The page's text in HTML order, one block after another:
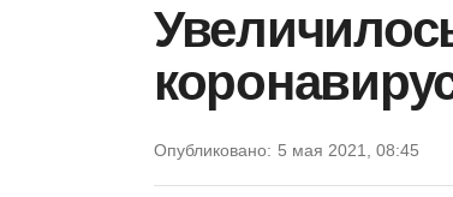
Опубликовано: 5 мая 2021, 08:45